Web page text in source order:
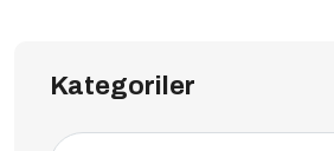
Kategoriler